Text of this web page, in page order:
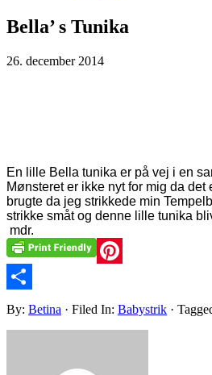
Bella’ s Tunika
26. december 2014
En lille Bella tunika er på vej i en
Mønsteret er ikke nyt for mig da det
brugte da jeg strikkede min
strikke småt og denne lille tunika
mdr.
Pinterest
Share
By: Betina · Filed In: Babystrik ·